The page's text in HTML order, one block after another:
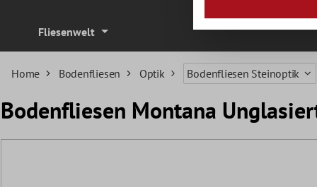
Fliesenwelt
Home Bodenfliesen Optik Bodenfliesen Steinoptik
Bodenfliesen Montana